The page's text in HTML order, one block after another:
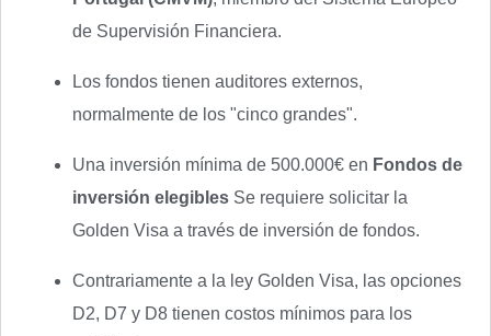
de Supervisión Financiera.
Los fondos tienen auditores externos,
normalmente de los "cinco grandes".
Una inversión mínima de 500.000€ en Fondos de
inversión elegibles Se requiere solicitar la
Golden Visa a través de inversión de fondos.
Contrariamente a la ley Golden Visa, las opciones
D2, D7 y D8 tienen costos mínimos para los